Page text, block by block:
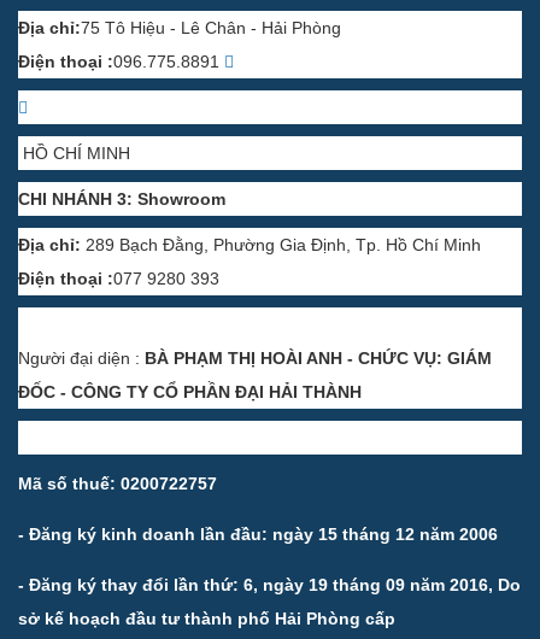
Địa chỉ:75 Tô Hiệu - Lê Chân - Hải Phòng
Điện thoại :096.775.8891
HỒ CHÍ MINH
CHI NHÁNH 3: Showroom
Địa chỉ: 289 Bạch Đằng, Phường Gia Định, Tp. Hồ Chí Minh
Điện thoại :077 9280 393
Người đại diện : BÀ PHẠM THỊ HOÀI ANH - CHỨC VỤ: GIÁM
ĐỐC - CÔNG TY CỔ PHẦN ĐẠI HẢI THÀNH
Mã số thuế: 0200722757
- Đăng ký kinh doanh lần đầu: ngày 15 tháng 12 năm 2006
- Đăng ký thay đổi lần thứ: 6, ngày 19 tháng 09 năm 2016, Do
sở kế hoạch đầu tư thành phố Hải Phòng cấp